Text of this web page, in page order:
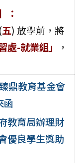
：
五) 放學前，將
處-就業組」
，
鼎教育基金會
函
教育局辦理財
優良學生獎助